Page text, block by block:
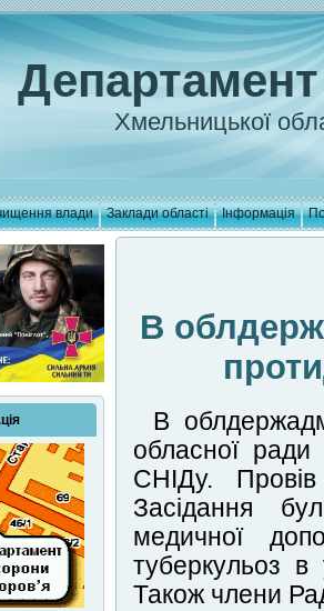
Хмельницької
влади Заклади області Інформація
В
В
обласної ради
СНІДу.
Засідання
медичної
туберкульоз в
Також члени